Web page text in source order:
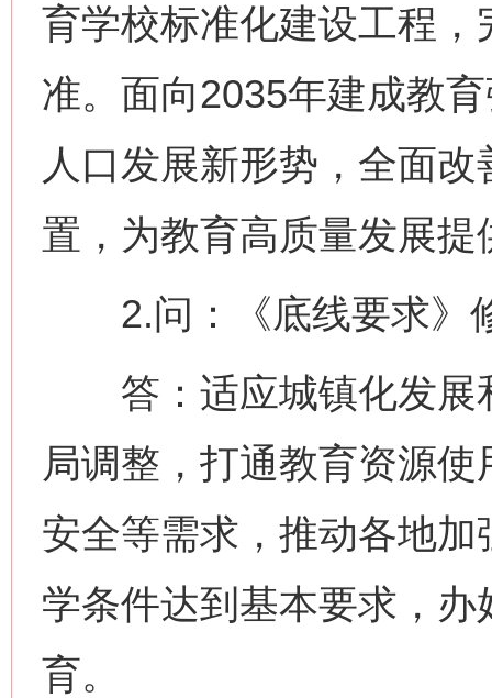
育学校标准化建设工程
准。面向2035年建成教
人口发展新形势，全面
置，为教育高质量发展
2.问：《底线要求》
答：适应城镇化发展
局调整，打通教育资源
安全等需求，推动各地
学条件达到基本要求，
育。